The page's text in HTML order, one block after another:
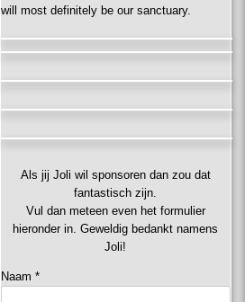
will most definitely be our sanctuary.
Als jij Joli wil sponsoren dan zou dat
fantastisch zijn.
Vul dan meteen even het formulier
hieronder in. Geweldig bedankt namens
Joli!
Naam *